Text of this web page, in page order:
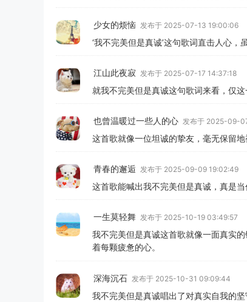
少女的烦恼 发布于 2025-07-13 19:00:06
‘我不完美但是真诚’这句歌词直击人心
江山此夜寂 发布于 2025-07-17 14:37:18
就我不完美但是真诚这句歌词来看，仅
也曾温暖过一些人的心 发布于 2025-09-
这首歌就像一位坦诚的挚友，毫无保留
青春的邂逅 发布于 2025-09-09 19:02:49
这首歌能喊出我不完美但是真诚，真是
一生莫轻舞 发布于 2025-10-19 03:49:57
我不完美但是真诚这首歌就像一面真实
着每颗疲惫的心。
深海沉石 发布于 2025-10-31 09:09:44
我不完美但是真诚唱出了对真实自我的